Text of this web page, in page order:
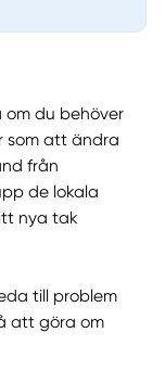
du behöver
som att ändra
från
de lokala
nya tak
till problem
att göra om